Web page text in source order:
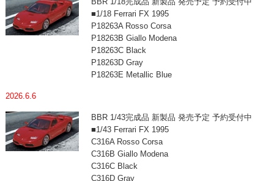
■1/18 Ferrari FX 1995
P18263A Rosso Corsa
P18263B Giallo Modena
P18263C Black
P18263D Gray
P18263E Metallic Blue
2026.6.6
BBR 1/43完成品 新製品 発売予定 予約受付中
■1/43 Ferrari FX 1995
C316A Rosso Corsa
C316B Giallo Modena
C316C Black
C316D Gray